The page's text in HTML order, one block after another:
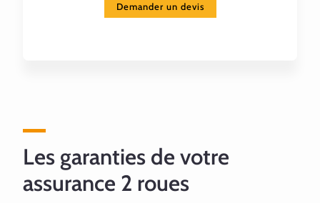
Demander un devis
Les garanties de votre
assurance 2 roues